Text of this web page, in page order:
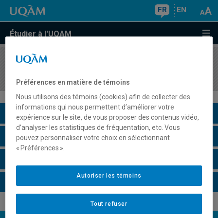
FR EN
Étudier à l'UQAM
COURS//
Description du cours
Horaire - Été 2026
Préférences en matière de témoins
Nous utilisons des témoins (cookies) afin de collecter des
informations qui nous permettent d’améliorer votre
expérience sur le site, de vous proposer des contenus vidéo,
d’analyser les statistiques de fréquentation, etc. Vous
pouvez personnaliser votre choix en sélectionnant
« Préférences ».
Tout refuser
Autoriser les témoins